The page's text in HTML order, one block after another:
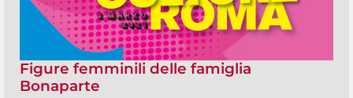
Figure femminili delle famiglia
Bonaparte